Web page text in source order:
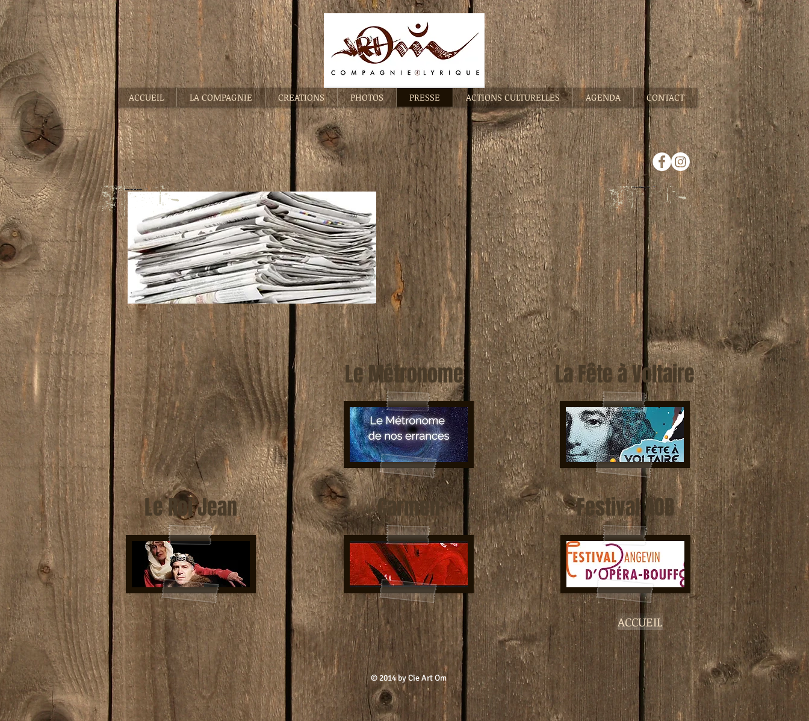
ACCUEIL LA COMPAGNIE CREATIONS PHOTOS PRESSE ACTIONS CULTURELLES AGENDA CONTACT
Le Roi Jean
Le Métronome
Carmen
La Fête à Voltaire
Festival AOB
ACCUEIL
© 2014 by Cie Art Om